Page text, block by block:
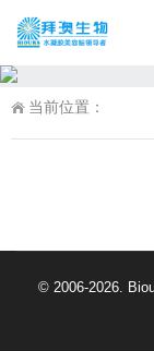
当前位置：
© 2006-2026.